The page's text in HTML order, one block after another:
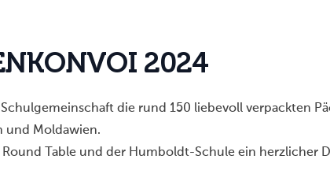
NKONVOI 2024
die rund 150 liebevoll verpackten
und Moldawien.
Table und der Humboldt-Schule ein herzlicher